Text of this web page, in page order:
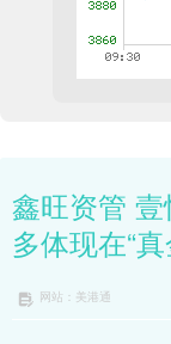
鑫旺资管
多体现在“
网站：美港通